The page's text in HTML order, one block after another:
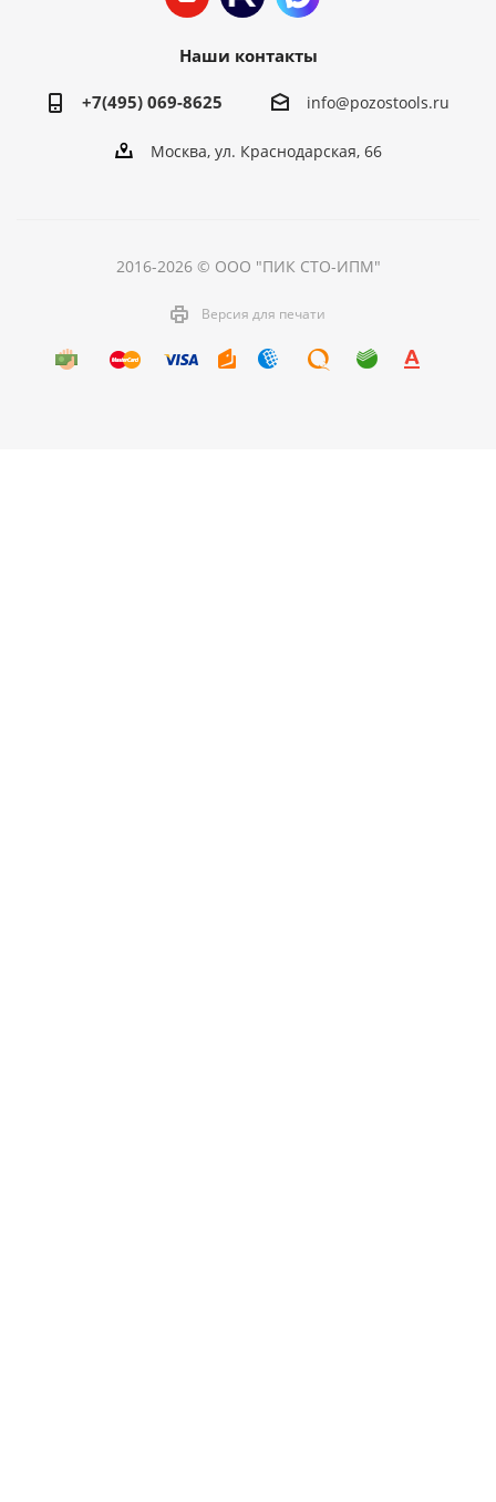
Наши контакты
+7(495) 069-8625 info@pozostools.ru
Москва, ул. Краснодарская, 66
2016-2026 © ООО "ПИК СТО-ИПМ"
Версия для печати